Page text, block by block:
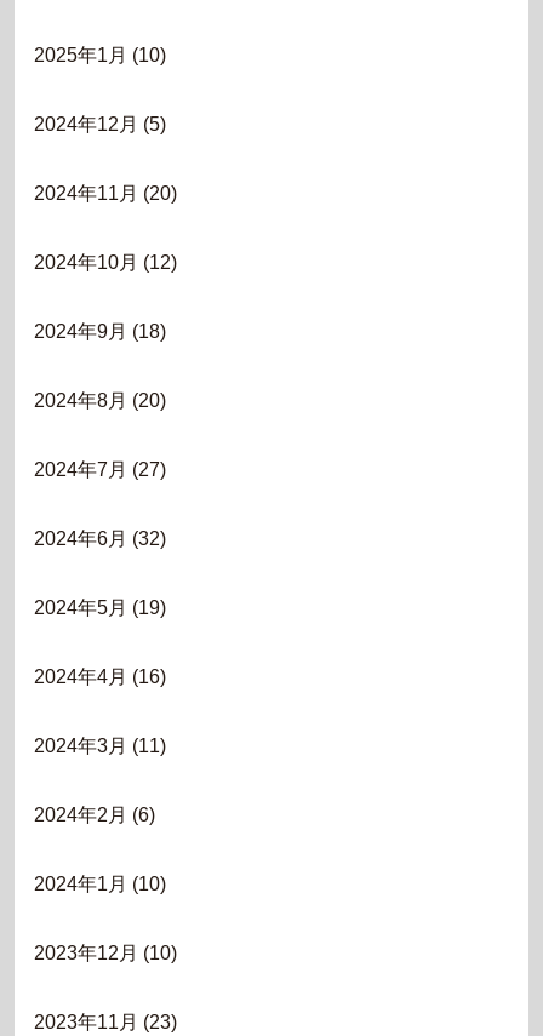
2025年1月 (10)
2024年12月 (5)
2024年11月 (20)
2024年10月 (12)
2024年9月 (18)
2024年8月 (20)
2024年7月 (27)
2024年6月 (32)
2024年5月 (19)
2024年4月 (16)
2024年3月 (11)
2024年2月 (6)
2024年1月 (10)
2023年12月 (10)
2023年11月 (23)